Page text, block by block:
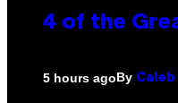
4 of the
5 hours agoBy Caleb